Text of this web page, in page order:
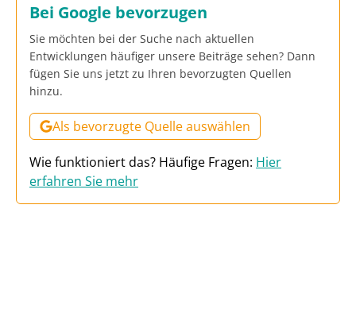
Bei Google bevorzugen
Sie möchten bei der Suche nach aktuellen
Entwicklungen häufiger unsere Beiträge sehen? Dann
fügen Sie uns jetzt zu Ihren bevorzugten Quellen
hinzu.
Als bevorzugte Quelle auswählen
Wie funktioniert das? Häufige Fragen: Hier
erfahren Sie mehr